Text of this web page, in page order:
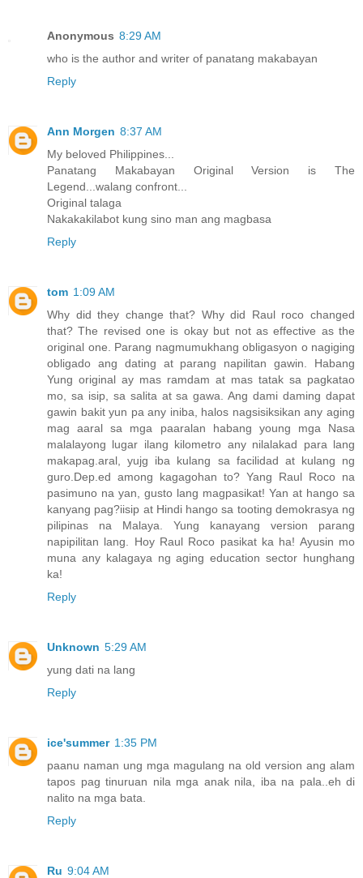
Anonymous 8:29 AM
who is the author and writer of panatang makabayan
Reply
Ann Morgen 8:37 AM
My beloved Philippines...
Panatang Makabayan Original Version is The
Legend...walang confront...
Original talaga
Nakakakilabot kung sino man ang magbasa
Reply
tom 1:09 AM
Why did they change that? Why did Raul roco changed
that? The revised one is okay but not as effective as the
original one. Parang nagmumukhang obligasyon o nagiging
obligado ang dating at parang napilitan gawin. Habang
Yung original ay mas ramdam at mas tatak sa pagkatao
mo, sa isip, sa salita at sa gawa. Ang dami daming dapat
gawin bakit yun pa any iniba, halos nagsisiksikan any aging
mag aaral sa mga paaralan habang young mga Nasa
malalayong lugar ilang kilometro any nilalakad para lang
makapag.aral, yujg iba kulang sa facilidad at kulang ng
guro.Dep.ed among kagagohan to? Yang Raul Roco na
pasimuno na yan, gusto lang magpasikat! Yan at hango sa
kanyang pag?iisip at Hindi hango sa tooting demokrasya ng
pilipinas na Malaya. Yung kanayang version parang
napipilitan lang. Hoy Raul Roco pasikat ka ha! Ayusin mo
muna any kalagaya ng aging education sector hunghang
ka!
Reply
Unknown 5:29 AM
yung dati na lang
Reply
ice'summer 1:35 PM
paanu naman ung mga magulang na old version ang alam
tapos pag tinuruan nila mga anak nila, iba na pala..eh di
nalito na mga bata.
Reply
Ru 9:04 AM